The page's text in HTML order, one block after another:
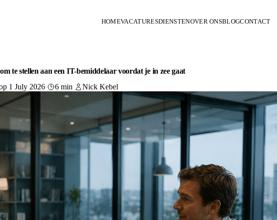
HOMEVACATURESDIENSTENOVER ONSBLOGCONTACT
te stellen aan een IT-bemiddelaar voordat je in zee gaat
1 July 2026
6 min Nick Kebel